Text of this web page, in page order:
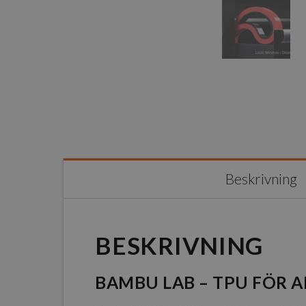
Beskrivning
BESKRIVNING
BAMBU LAB – TPU FÖR